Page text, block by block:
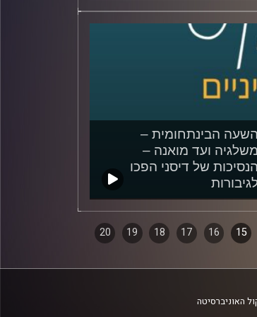
השעה הבינתחומית –
משלגיה ועד מואנה –
הנסיכות של דיסני הפכו
לגיבורות
29/08/
15
16
17
18
19
20
האוניברסיטה